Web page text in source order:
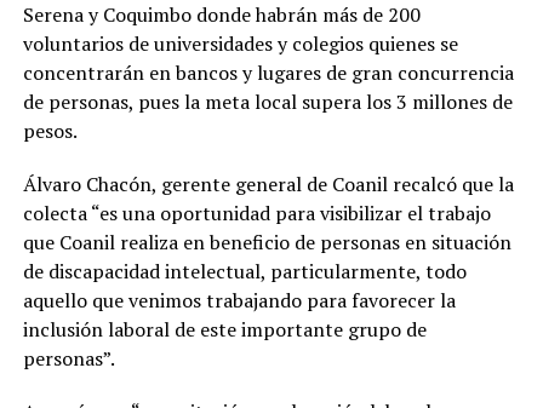
Serena y Coquimbo donde habrán más de 200
voluntarios de universidades y colegios quienes se
concentrarán en bancos y lugares de gran concurrencia
de personas, pues la meta local supera los 3 millones de
pesos.
Álvaro Chacón, gerente general de Coanil recalcó que la
colecta “es una oportunidad para visibilizar el trabajo
que Coanil realiza en beneficio de personas en situación
de discapacidad intelectual, particularmente, todo
aquello que venimos trabajando para favorecer la
inclusión laboral de este importante grupo de
personas”.